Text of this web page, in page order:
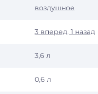
воздушное
3 вперед, 1 назад
3,6 л
0,6 л